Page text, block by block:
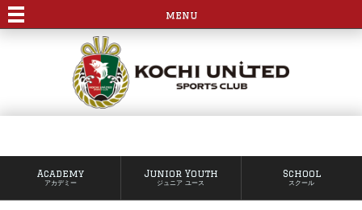
menu
Academy
アカデミー
Junior Youth
ジュニア ユース
School
スクール